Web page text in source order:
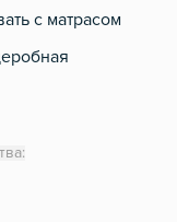
с матрасом